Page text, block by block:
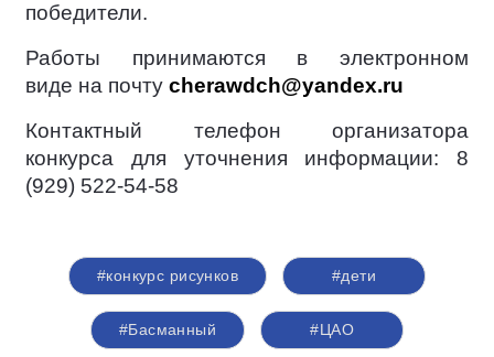
победители.
Работы принимаются в электронном
виде на почту cherawdch@yandex.ru
Контактный телефон организатора
конкурса для уточнения информации:
8
(929) 522-54-58
#конкурс рисунков #дети
#Басманный #ЦАО